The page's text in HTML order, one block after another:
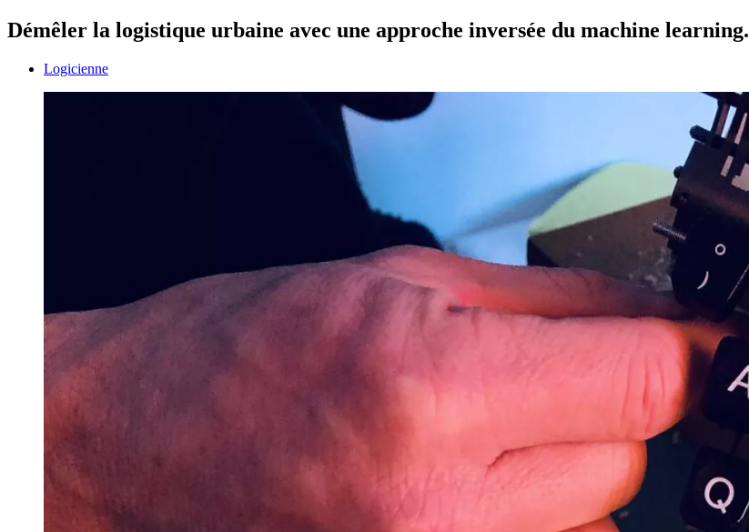
Démêler la logistique urbaine avec une approche inversée du machine learning.
Logicienne